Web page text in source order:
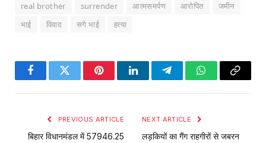
real brother surrender आत्मसमर्पण आरोपित
जमीन
भाई
विवाद सगे भाई हत्या
FacebookTwitter PinterestLinkedInTelegramWhatsApp
Copy
PREVIOUS ARTICLE
बिहार विधानमंडल में 57946.25
NEXT ARTICLE
लड़कियों का गैंग राहगीरों से जबरन